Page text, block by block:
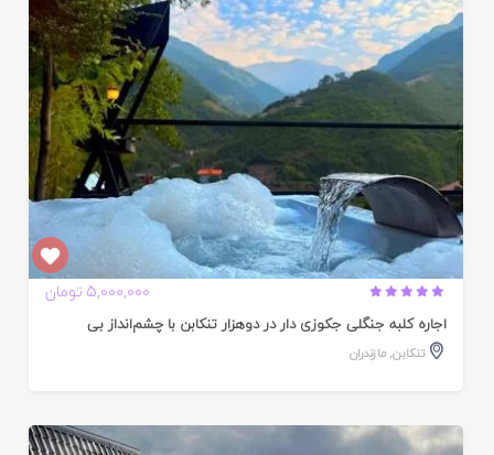
5,000,000 تومان
اجاره کلبه جنگلی جکوزی دار در دوهزار تنکابن با چشم‌انداز بی‌
تنکابن,مازندران